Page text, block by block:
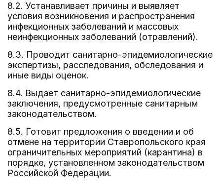
8.2. Устанавливает причины и выявляет
условия возникновения и распространения
инфекционных заболеваний и массовых
неинфекционных заболеваний (отравлений).
8.3. Проводит санитарно-эпидемиологические
экспертизы, расследования, обследования и
иные виды оценок.
8.4. Выдает санитарно-эпидемиологические
заключения, предусмотренные санитарным
законодательством.
8.5. Готовит предложения о введении и об
отмене на территории Ставропольского края
ограничительных мероприятий (карантина) в
порядке, установленном законодательством
Российской Федерации.